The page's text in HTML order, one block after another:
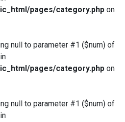
pages/category.php on
null to parameter #1 ($num) of
pages/category.php on
null to parameter #1 ($num) of